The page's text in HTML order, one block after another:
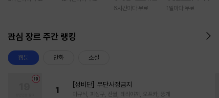
6시간마다 무료
1일마다 무료
관심 장르 주간 랭킹
웹툰 만화 소설
1
[성비단] 무단사정금지
마규식, 피상구, 진월, 테리야끼, 오프카, 뚱개